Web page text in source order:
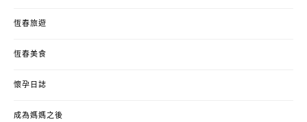
恆春旅遊
恆春美食
懷孕日誌
成為媽媽之後